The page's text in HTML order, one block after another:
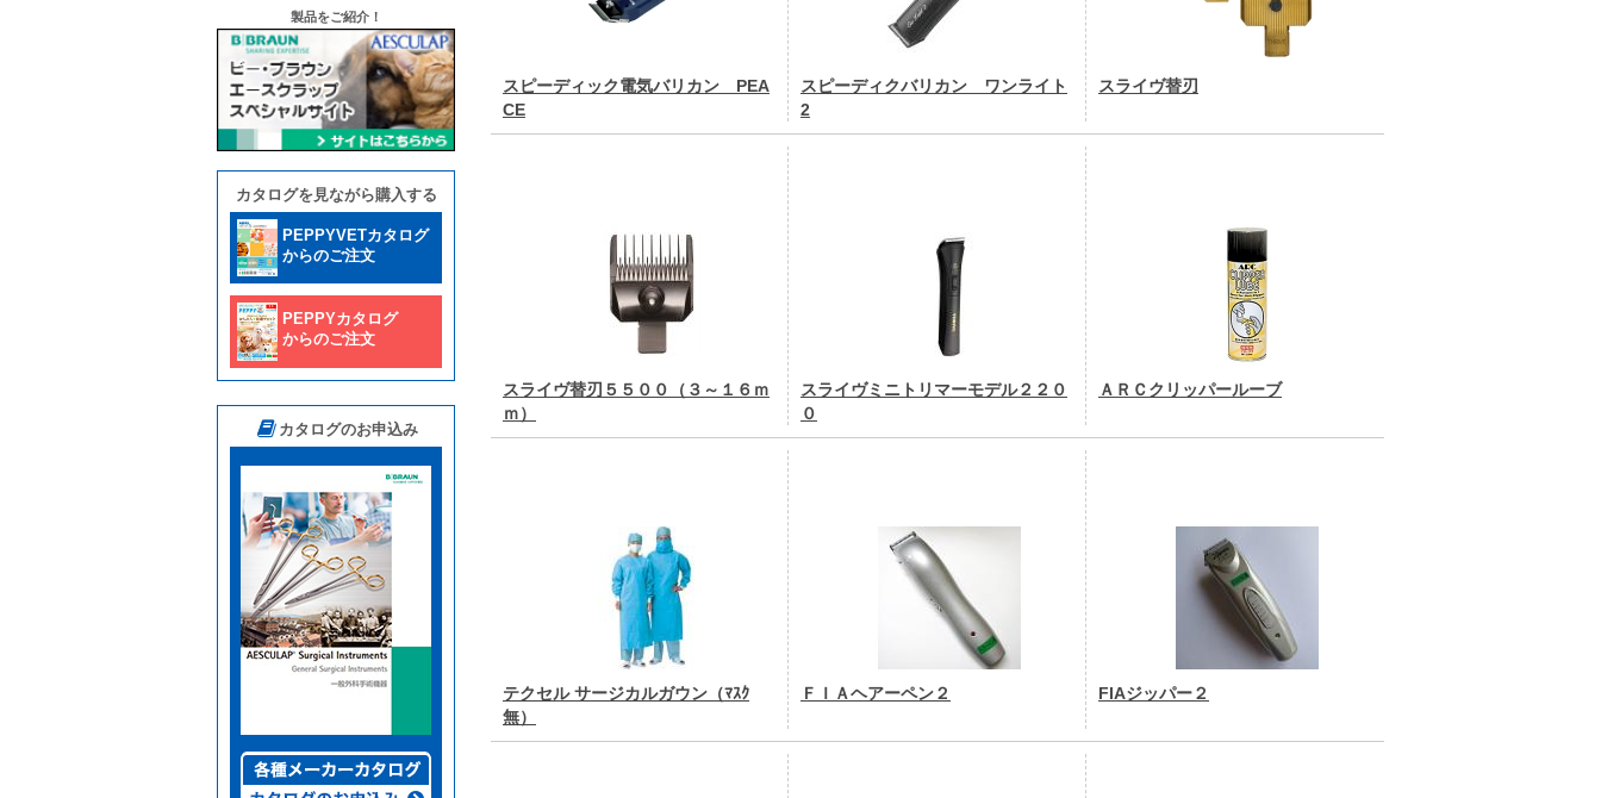
製品をご紹介！
カタログを見ながら購入する
PEPPYVETカタログ
からのご注文
PEPPYカタログ
からのご注文
カタログのお申込み
スピーディック電気バリカン PEA
CE
スピーディクバリカン ワンライト
2
スライヴ替刃
スライヴ替刃５５００（３～１６ｍ
ｍ）
スライヴミニトリマーモデル２２０
０
ＡＲＣクリッパールーブ
テクセル サージカルガウン（ﾏｽｸ
無）
ＦＩＡヘアーペン２ FIAジッパー２